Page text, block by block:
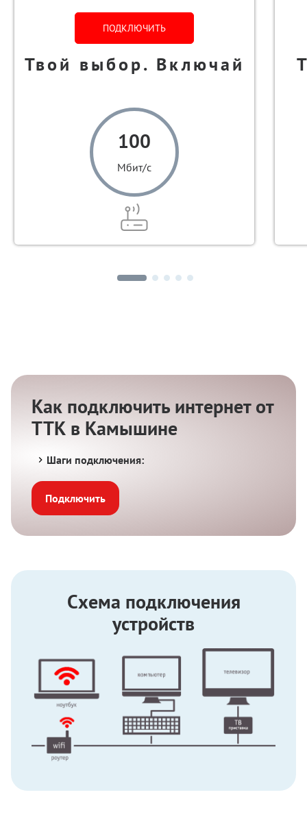
ПОДКЛЮЧИТЬ
Твой выбор. Включай
100
Мбит/с
Как подключить интернет от
ТТК в Камышине
Шаги подключения:
Подключить
Схема подключения
устройств